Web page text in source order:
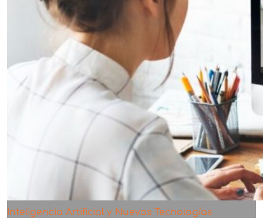
Inteligencia Artificial y Nuevas Tecnologías